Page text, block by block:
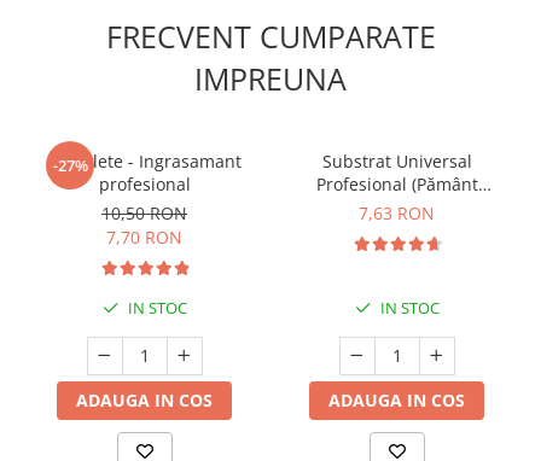
FRECVENT CUMPARATE
IMPREUNA
-27%
5 Tablete - Ingrasamant
profesional
10,50 RON
7,70 RON
IN STOC
ADAUGA IN COS
Substrat Universal
Profesional (Pământ
Premium) - 5 L
7,63 RON
IN STOC
ADAUGA IN COS